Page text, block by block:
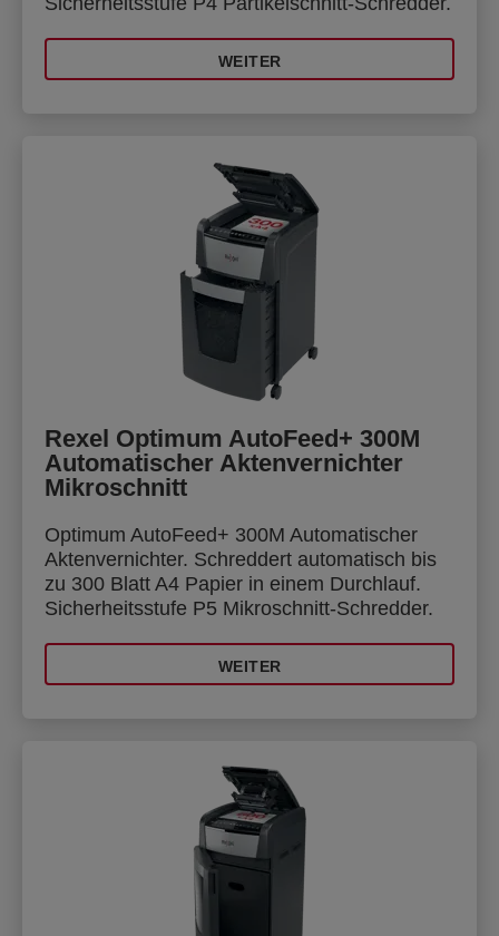
WEITER
Rexel Optimum AutoFeed+ 300M
Automatischer Aktenvernichter
Mikroschnitt
Optimum AutoFeed+ 300M Automatischer
Aktenvernichter. Schreddert automatisch bis
zu 300 Blatt A4 Papier in einem Durchlauf.
Sicherheitsstufe P5 Mikroschnitt-Schredder.
WEITER